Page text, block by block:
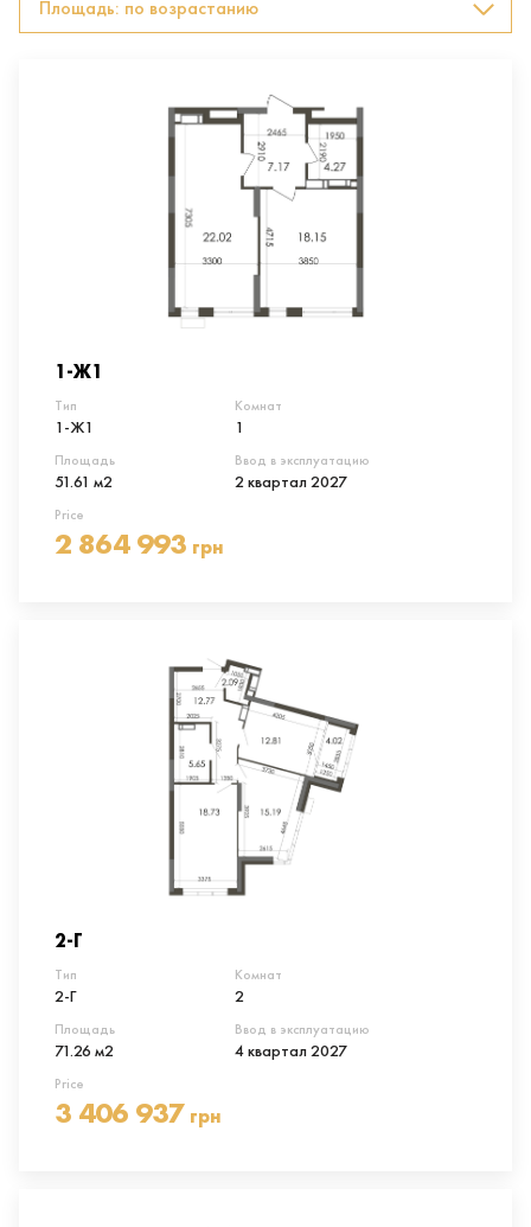
Площадь: по возрастанию
1-Ж1
Тип
1-Ж1
Комнат
1
Площадь
51.61 м2
Ввод в эксплуатацию
2 квартал 2027
Price
2 864 993 грн
2-Г
Тип
2-Г
Комнат
2
Площадь
71.26 м2
Ввод в эксплуатацию
4 квартал 2027
Price
3 406 937 грн